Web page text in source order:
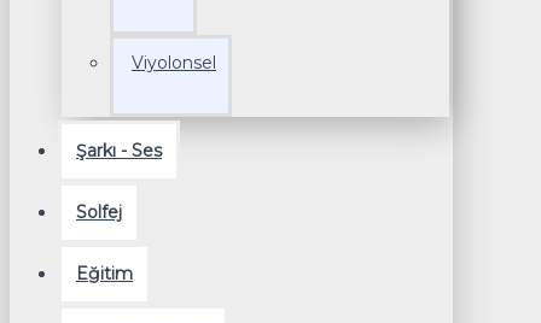
Viyolonsel
Şarkı - Ses
Solfej
Eğitim